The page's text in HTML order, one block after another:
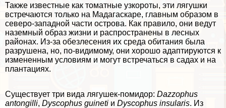
Также известные как томатные узкороты, эти лягушки
встречаются только на Мадагаскаре, главным образом в
северо-западной части острова. Как правило, они ведут
наземный образ жизни и распространены в лесных
районах. Из-за обезлесения их среда обитания была
разрушена, но, по-видимому, они хорошо адаптируются к
измененным условиям и могут встречаться в садах и на
плантациях.
Существует три вида лягушек-помидор: Dazzophus
antongilli, Dyscophus guineti и Dyscophus insularis. Из